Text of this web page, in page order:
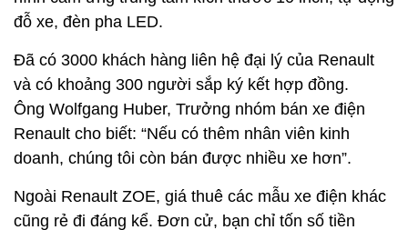
đỗ xe, đèn pha LED.
Đã có 3000 khách hàng liên hệ đại lý của Renault
và có khoảng 300 người sắp ký kết hợp đồng.
Ông Wolfgang Huber, Trưởng nhóm bán xe điện
Renault cho biết: “Nếu có thêm nhân viên kinh
doanh, chúng tôi còn bán được nhiều xe hơn”.
Ngoài Renault ZOE, giá thuê các mẫu xe điện khác
cũng rẻ đi đáng kể. Đơn cử, bạn chỉ tốn số tiền